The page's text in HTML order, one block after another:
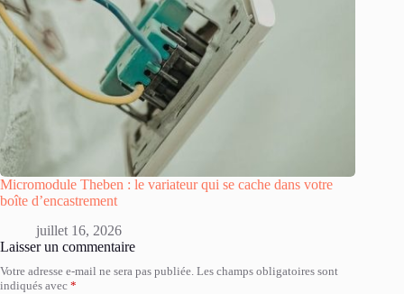
Micromodule Theben : le variateur qui se cache dans votre
boîte d’encastrement
juillet 16, 2026
Laisser un commentaire
Votre adresse e-mail ne sera pas publiée. Les champs obligatoires sont
indiqués avec *